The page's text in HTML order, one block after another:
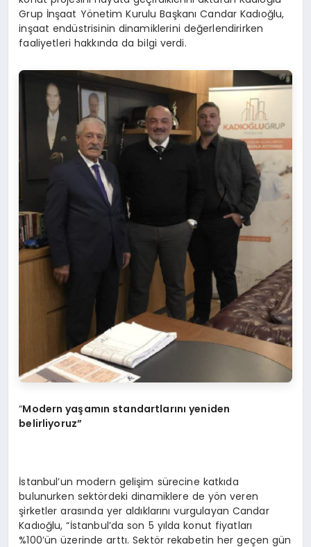
Grup İnşaat Yönetim Kurulu Başkanı Candar Kadıoğlu,
inşaat endüstrisinin dinamiklerini değerlendirirken
faaliyetleri hakkında da bilgi verdi.
“Modern yaşamın standartlarını yeniden
belirliyoruz”
İstanbul’un modern gelişim sürecine katkıda
bulunurken sektördeki dinamiklere de yön veren
şirketler arasında yer aldıklarını vurgulayan Candar
Kadıoğlu, “İstanbul’da son 5 yılda konut fiyatları
%100’ün üzerinde arttı. Sektör rekabetin her geçen gün